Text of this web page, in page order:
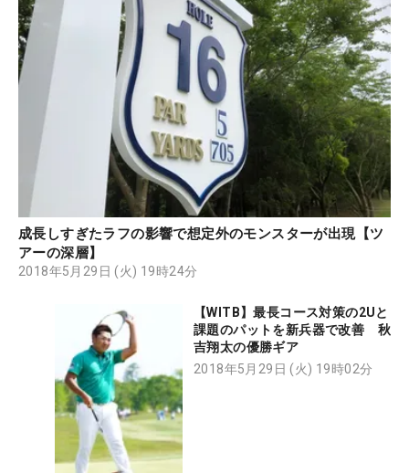
成長しすぎたラフの影響で想定外のモンスターが出現【ツ
アーの深層】
2018年5月29日 (火) 19時24分
【WITB】最長コース対策の2Uと
課題のパットを新兵器で改善 秋
吉翔太の優勝ギア
2018年5月29日 (火) 19時02分